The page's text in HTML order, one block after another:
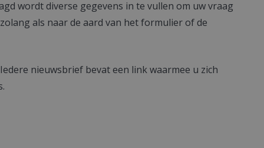
wordt diverse gegevens in te vullen om uw vraag
als naar de aard van het formulier of de
nieuwsbrief bevat een link waarmee u zich